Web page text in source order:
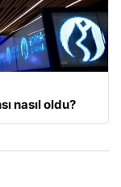
nasıl oldu?